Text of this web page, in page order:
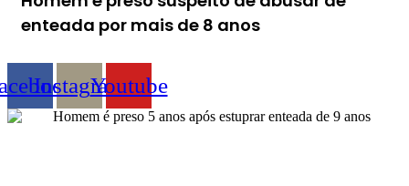
enteada por mais de 8 anos
InstagramYoutube